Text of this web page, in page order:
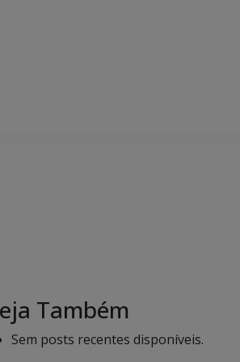
Também
Sem posts recentes disponíveis.